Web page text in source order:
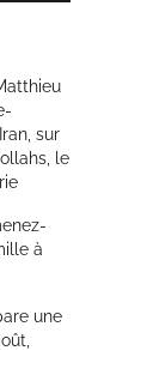
sur
le
à
une